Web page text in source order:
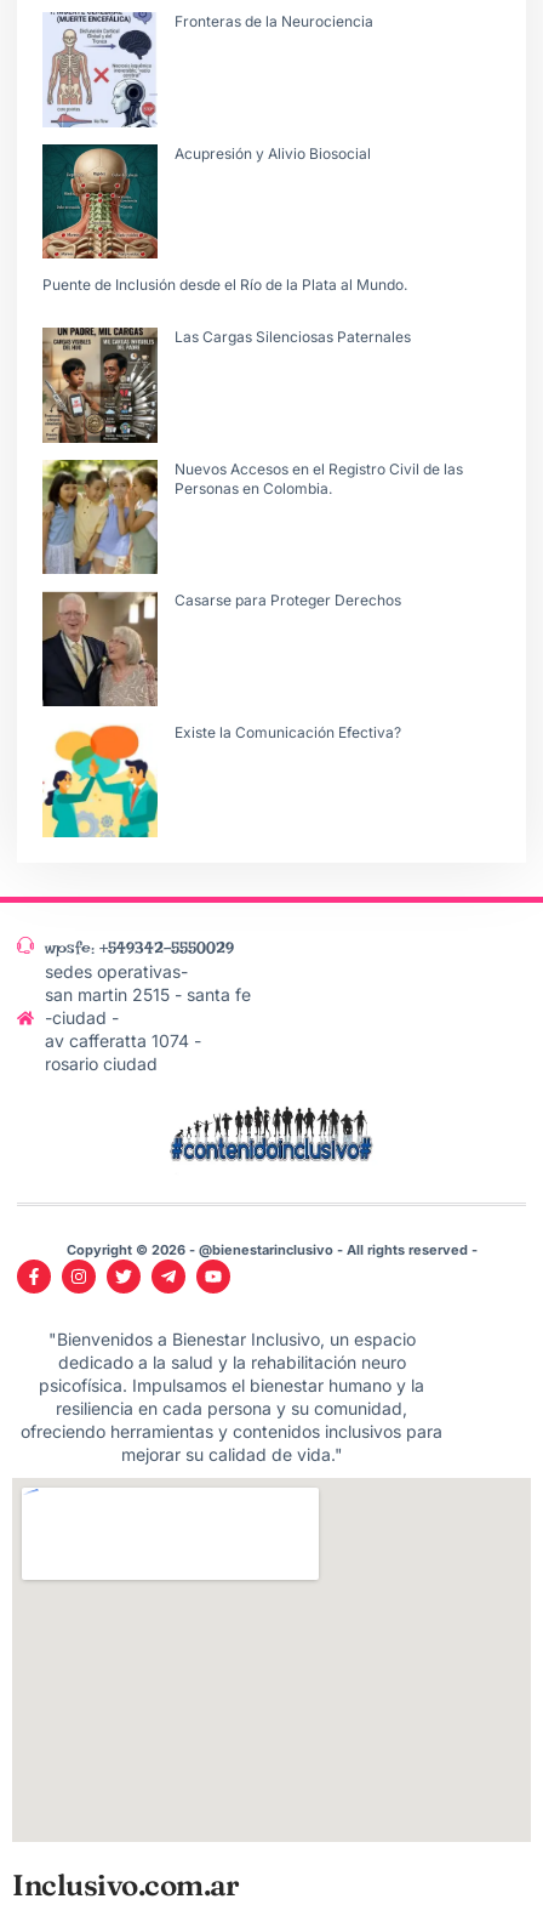
Fronteras de la Neurociencia
Acupresión y Alivio Biosocial
Puente de Inclusión desde el Río de la Plata al Mundo.
Las Cargas Silenciosas Paternales
Nuevos Accesos en el Registro Civil de las
Personas en Colombia.
Casarse para Proteger Derechos
Existe la Comunicación Efectiva?
wpsfe: +549342-5550029
sedes operativas-
san martin 2515 - santa fe
-ciudad -
av cafferatta 1074 -
rosario ciudad
Copyright © 2026 - @bienestarinclusivo - All rights reserved -
"Bienvenidos a Bienestar Inclusivo, un espacio
dedicado a la salud y la rehabilitación neuro
psicofísica. Impulsamos el bienestar humano y la
resiliencia en cada persona y su comunidad,
ofreciendo herramientas y contenidos inclusivos para
mejorar su calidad de vida."
Inclusivo.com.ar